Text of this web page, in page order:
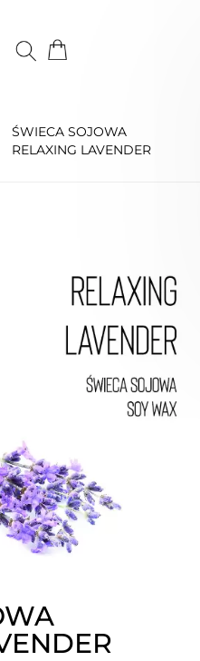
ŚWIECA SOJOWA
RELAXING LAVENDER